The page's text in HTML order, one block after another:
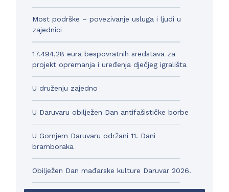
Most podrške – povezivanje usluga i ljudi u
zajednici
17.494,28 eura bespovratnih sredstava za
projekt opremanja i uređenja dječjeg igrališta
U druženju zajedno
U Daruvaru obilježen Dan antifašističke borbe
U Gornjem Daruvaru održani 11. Dani
bramboraka
Obilježen Dan mađarske kulture Daruvar 2026.